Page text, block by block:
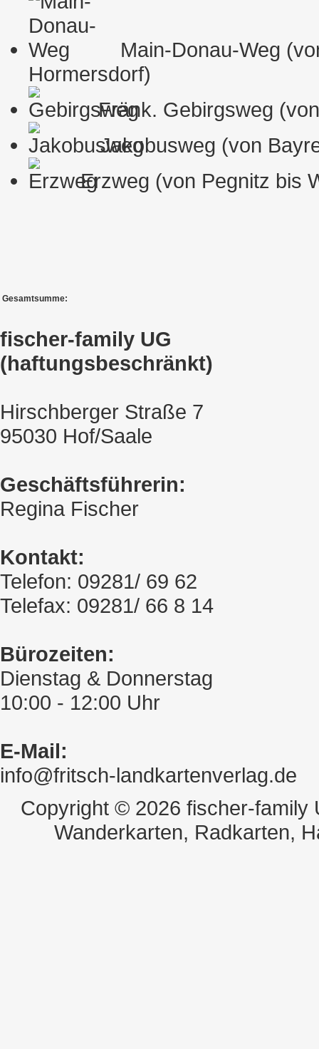
Main-Donau-Weg
Hormersdorf)
Fränk. Gebirgsweg
Jakobusweg (von
Erzweg (von Pegnitz bis
Gesamtsumme:
fischer-family UG
(haftungsbeschränkt)
Hirschberger Straße 7
95030 Hof/Saale
Geschäftsführerin:
Regina Fischer
Kontakt:
Telefon: 09281/ 69 62
Telefax: 09281/ 66 8 14
Bürozeiten:
Dienstag & Donnerstag
10:00 - 12:00 Uhr
E-Mail:
info@fritsch-landkartenverlag.de
Copyright © 2026 fischer-family
Wanderkarten, Radkarten,